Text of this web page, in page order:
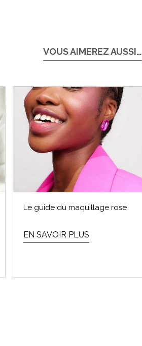
VOUS AIMEREZ AUSSI…
Le guide du maquillage rose
EN SAVOIR PLUS